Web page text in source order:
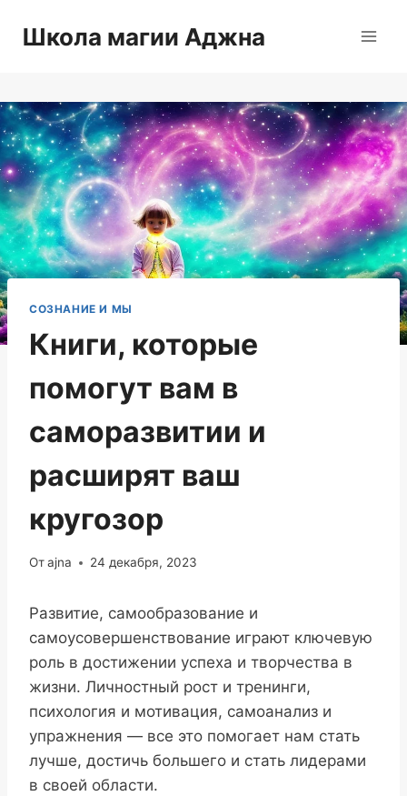
Школа магии Аджна
СОЗНАНИЕ И МЫ
Книги, которые
помогут вам в
саморазвитии и
расширят ваш
кругозор
Отajna 24 декабря, 2023
Развитие, самообразование и
самоусовершенствование играют ключевую
роль в достижении успеха и творчества в
жизни. Личностный рост и тренинги,
психология и мотивация, самоанализ и
упражнения — все это помогает нам стать
лучше, достичь большего и стать лидерами
в своей области.